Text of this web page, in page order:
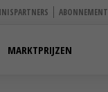
ABONNEMENT
MARKTPRIJZEN